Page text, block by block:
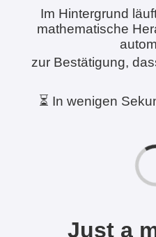
Im Hintergrund
mathematische
zur Bestätigung,
⏳ In wenigen
Just a